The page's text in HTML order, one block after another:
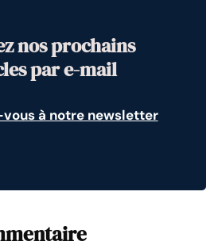
nos prochains
par e-mail
à notre newsletter